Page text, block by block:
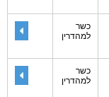
כשר
למהדרין
כשר
למהדרין